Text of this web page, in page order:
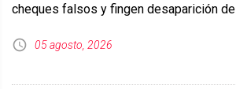
cheques falsos y fingen desaparición
05 agosto, 2026